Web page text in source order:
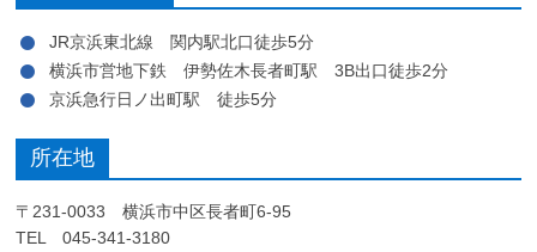
JR京浜東北線 関内駅北口徒歩5分
横浜市営地下鉄 伊勢佐木長者町駅 3B出口徒歩2分
京浜急行日ノ出町駅 徒歩5分
所在地
〒231-0033 横浜市中区長者町6-95
TEL 045-341-3180